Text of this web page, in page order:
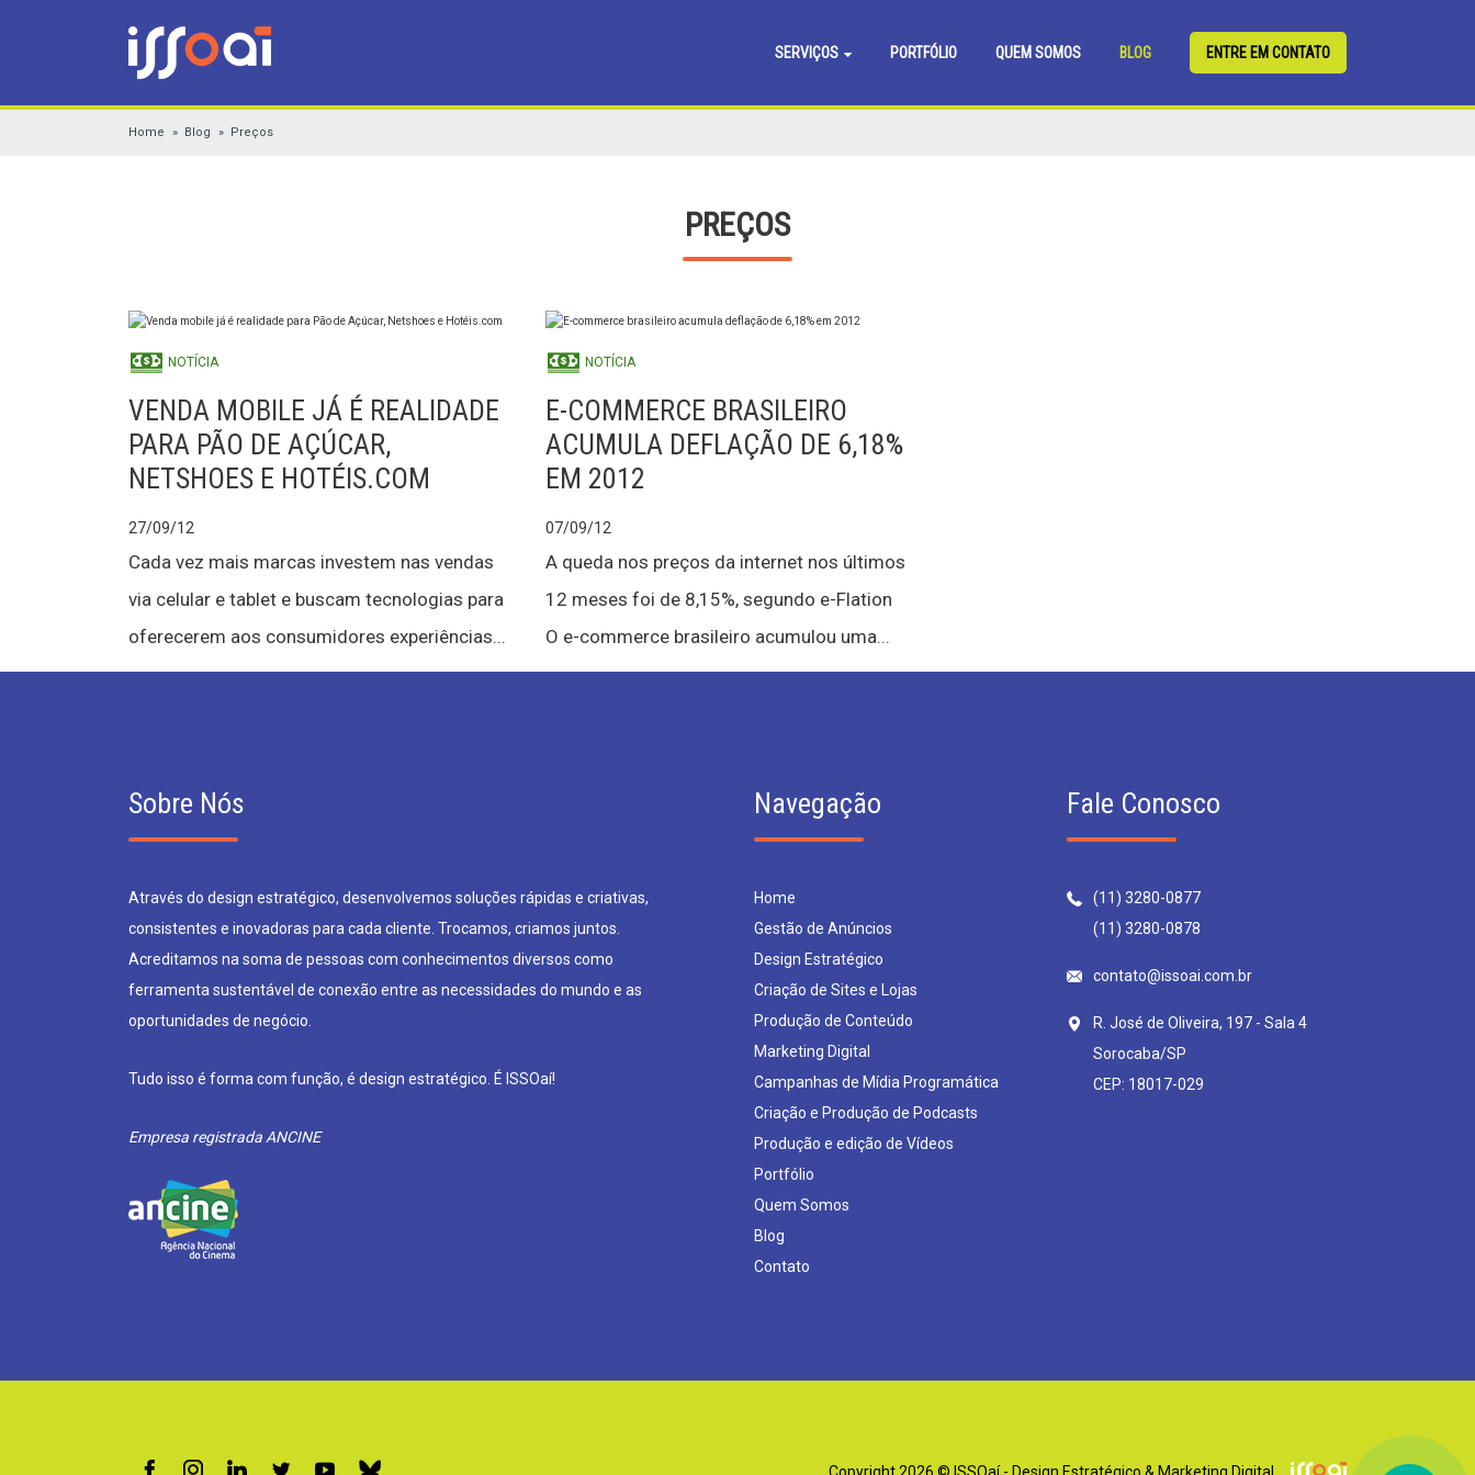
SERVIÇOS PORTFÓLIO QUEM SOMOS BLOG ENTRE EM CONTATO
Home Blog Preços
PREÇOS
NOTÍCIA
VENDA MOBILE JÁ É REALIDADE
PARA PÃO DE AÇÚCAR,
NETSHOES E HOTÉIS.COM
27/09/12
Cada vez mais marcas investem nas vendas
via celular e tablet e buscam tecnologias para
oferecerem aos consumidores experiências...
NOTÍCIA
E-COMMERCE BRASILEIRO
ACUMULA DEFLAÇÃO DE 6,18%
EM 2012
07/09/12
A queda nos preços da internet nos últimos
12 meses foi de 8,15%, segundo e-Flation
O e-commerce brasileiro acumulou uma...
Sobre Nós
Através do design estratégico, desenvolvemos soluções rápidas e criativas,
consistentes e inovadoras para cada cliente. Trocamos, criamos juntos.
Acreditamos na soma de pessoas com conhecimentos diversos como
ferramenta sustentável de conexão entre as necessidades do mundo e as
oportunidades de negócio.
Tudo isso é forma com função, é design estratégico. É ISSOaí!
Empresa registrada ANCINE
Navegação
Home
Gestão de Anúncios
Design Estratégico
Criação de Sites e Lojas
Produção de Conteúdo
Marketing Digital
Campanhas de Mídia Programática
Criação e Produção de Podcasts
Produção e edição de Vídeos
Portfólio
Quem Somos
Blog
Contato
Fale Conosco
(11) 3280-0877
(11) 3280-0878
contato@issoai.com.br
R. José de Oliveira, 197 - Sala 4
Sorocaba/SP
CEP: 18017-029